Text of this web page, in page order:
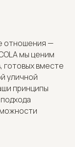
отношения —
мы ценим
готовых вместе
уличной
принципы